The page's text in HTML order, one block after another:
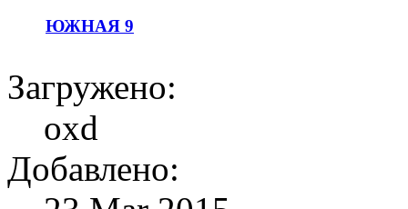
ЮЖНАЯ 9
Загружено:
oxd
Добавлено: